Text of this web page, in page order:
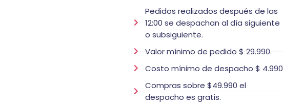
Pedidos realizados después de las
12:00 se despachan al día siguiente
o subsiguiente.
Valor mínimo de pedido $ 29.990.
Costo mínimo de despacho $ 4.990
Compras sobre $49.990 el
despacho es gratis.